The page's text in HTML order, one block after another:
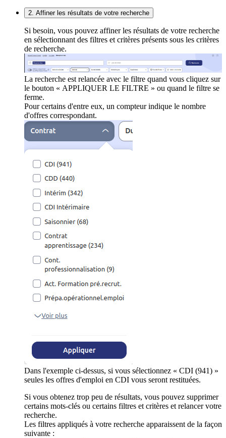
2. Affiner les résultats de votre recherche
Si besoin, vous pouvez affiner les résultats de votre recherche
en sélectionnant des filtres et critères présents sous les critères
de recherche.
La recherche est relancée avec le filtre quand vous cliquez sur
le bouton « APPLIQUER LE FILTRE » ou quand le filtre se
ferme.
Pour certains d'entre eux, un compteur indique le nombre
d'offres correspondant.
Dans l'exemple ci-dessus, si vous sélectionnez « CDI (941) »
seules les offres d'emploi en CDI vous seront restituées.
Si vous obtenez trop peu de résultats, vous pouvez supprimer
certains mots-clés ou certains filtres et critères et relancer votre
recherche.
Les filtres appliqués à votre recherche apparaissent de la façon
suivante :